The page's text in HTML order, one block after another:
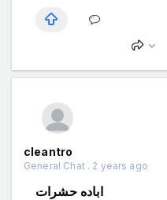
cleantro
General Chat . 2 years ago
اباده حشرات